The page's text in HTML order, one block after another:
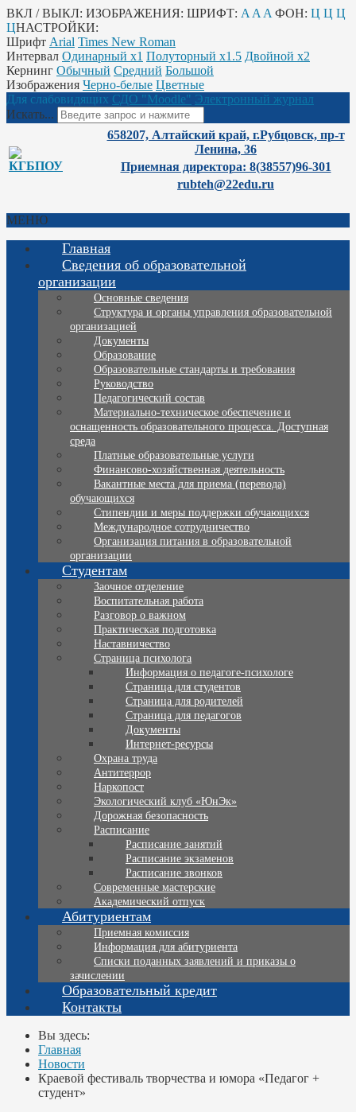
ВКЛ / ВЫКЛ: ИЗОБРАЖЕНИЯ: ШРИФТ: A A A ФОН: Ц Ц Ц
ЦНАСТРОЙКИ:
Шрифт Arial Times New Roman
Интервал Одинарный х1 Полуторный х1.5 Двойной х2
Кернинг Обычный Средний Большой
Изображения Черно-белые Цветные
Для слабовидящих СДО "Moodle" Электронный журнал
Искать...
658207, Алтайский край, г.Рубцовск, пр-т
Ленина, 36
Приемная директора: 8(38557)96-301
rubteh@22edu.ru
МЕНЮ
Главная
Сведения об образовательной
организации
Основные сведения
Структура и органы управления образовательной
организацией
Документы
Образование
Образовательные стандарты и требования
Руководство
Педагогический состав
Материально-техническое обеспечение и
оснащенность образовательного процесса. Доступная
среда
Платные образовательные услуги
Финансово-хозяйственная деятельность
Вакантные места для приема (перевода)
обучающихся
Стипендии и меры поддержки обучающихся
Международное сотрудничество
Организация питания в образовательной
организации
Студентам
Заочное отделение
Воспитательная работа
Разговор о важном
Практическая подготовка
Наставничество
Страница психолога
Информация о педагоге-психологе
Страница для студентов
Страница для родителей
Страница для педагогов
Документы
Интернет-ресурсы
Охрана труда
Антитеррор
Наркопост
Экологический клуб «ЮнЭк»
Дорожная безопасность
Расписание
Расписание занятий
Расписание экзаменов
Расписание звонков
Современные мастерские
Академический отпуск
Абитуриентам
Приемная комиссия
Информация для абитуриента
Списки поданных заявлений и приказы о
зачислении
Образовательный кредит
Контакты
Вы здесь:
Главная
Новости
Краевой фестиваль творчества и юмора «Педагог +
студент»